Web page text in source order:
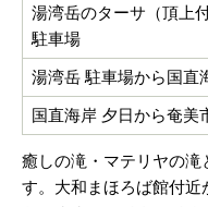
湯湾岳のターサ（頂上
駐車場
湯湾岳 駐車場から国直
国直海岸 夕日から奄美
癒しの滝・マテリヤの
す。大和まほろば館付